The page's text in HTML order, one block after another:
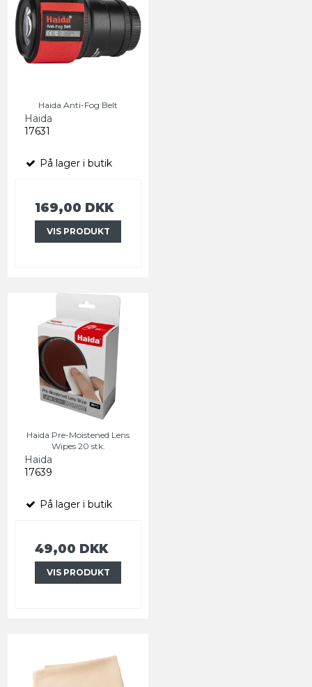
Haida Anti-Fog Belt
Haida
17631
På lager i butik
169,00 DKK
VIS PRODUKT
Haida Pre-Moistened Lens
Wipes 20 stk.
Haida
17639
På lager i butik
49,00 DKK
VIS PRODUKT